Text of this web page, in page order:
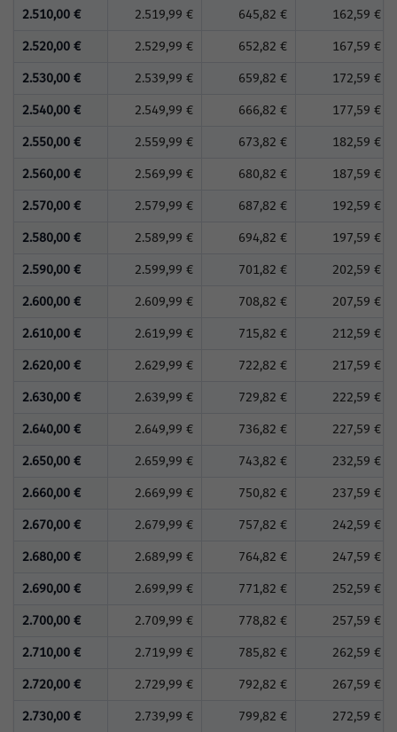
2.510,00 € 2.519,99 € 645,82 € 162,59 €
2.520,00 € 2.529,99 € 652,82 € 167,59 €
2.530,00 € 2.539,99 € 659,82 € 172,59 €
2.540,00 € 2.549,99 € 666,82 € 177,59 €
2.550,00 € 2.559,99 € 673,82 € 182,59 €
2.560,00 € 2.569,99 € 680,82 € 187,59 €
2.570,00 € 2.579,99 € 687,82 € 192,59 €
2.580,00 € 2.589,99 € 694,82 € 197,59 €
2.590,00 € 2.599,99 € 701,82 € 202,59 €
2.600,00 € 2.609,99 € 708,82 € 207,59 €
2.610,00 € 2.619,99 € 715,82 € 212,59 €
2.620,00 € 2.629,99 € 722,82 € 217,59 €
2.630,00 € 2.639,99 € 729,82 € 222,59 €
2.640,00 € 2.649,99 € 736,82 € 227,59 €
2.650,00 € 2.659,99 € 743,82 € 232,59 €
2.660,00 € 2.669,99 € 750,82 € 237,59 €
2.670,00 € 2.679,99 € 757,82 € 242,59 €
2.680,00 € 2.689,99 € 764,82 € 247,59 €
2.690,00 € 2.699,99 € 771,82 € 252,59 €
2.700,00 € 2.709,99 € 778,82 € 257,59 €
2.710,00 € 2.719,99 € 785,82 € 262,59 €
2.720,00 € 2.729,99 € 792,82 € 267,59 €
2.730,00 € 2.739,99 € 799,82 € 272,59 €